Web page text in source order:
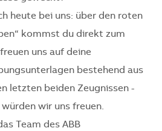
heute bei uns: über den roten
kommst du direkt zum
uns auf deine
bestehend aus
letzten beiden Zeugnissen -
wir uns freuen.
Team des ABB